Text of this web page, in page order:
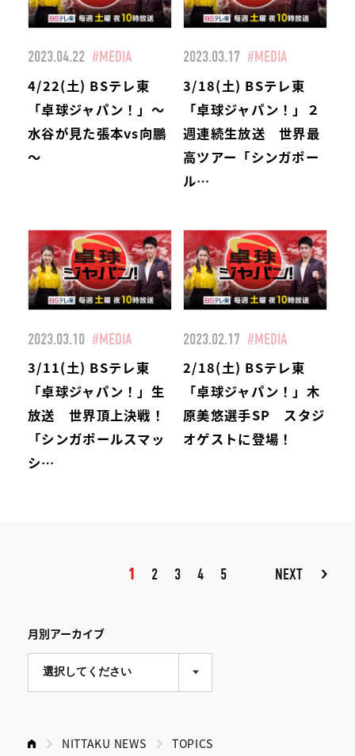
2023.04.22 #MEDIA
4/22(土) BSテレ東
「卓球ジャパン！」～
水谷が見た張本vs向鵬
～
2023.03.17 #MEDIA
3/18(土) BSテレ東
「卓球ジャパン！」２
週連続生放送 世界最
高ツアー「シンガポー
ル…
2023.03.10 #MEDIA
3/11(土) BSテレ東
「卓球ジャパン！」生
放送 世界頂上決戦！
「シンガポールスマッ
シ…
2023.02.17 #MEDIA
2/18(土) BSテレ東
「卓球ジャパン！」木
原美悠選手SP スタジ
オゲストに登場！
1 2 3 4 5 NEXT
月別アーカイブ
NITTAKU NEWS TOPICS